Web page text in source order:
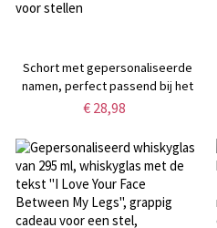
Schort met gepersonaliseerde
namen, perfect passend bij het
culinaire huwelijk van een stel,
zakken en verstelbare band,
jubileum-/Valentijnsdagcadeau
voor stellen
€ 28,98